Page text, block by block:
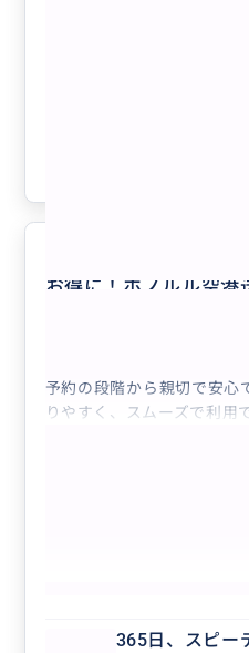
お得に！ホノルル空港
予約の段階から親切で安心
りやすく、スムーズで利用
365日、スピー